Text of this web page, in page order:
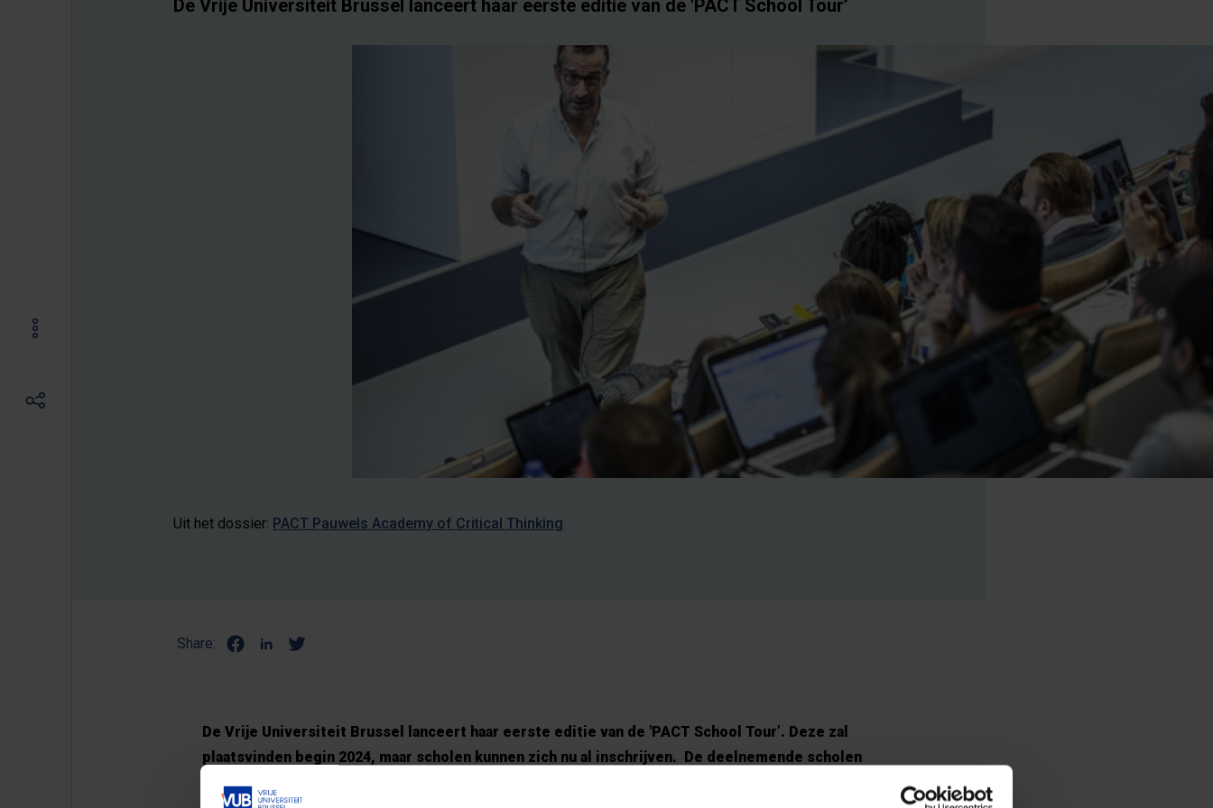
De Vrije Universiteit Brussel lanceert haar eerste editie van de 'PACT School Tour’
Uit het dossier: PACT Pauwels Academy of Critical Thinking
Share:
De Vrije Universiteit Brussel lanceert haar eerste editie van de 'PACT School Tour’. Deze zal
plaatsvinden begin 2024, maar scholen kunnen zich nu al inschrijven. De deelnemende scholen
krijgen dan het bezoek van een VUB-professor die de scholieren van de derde graad en hun ouders